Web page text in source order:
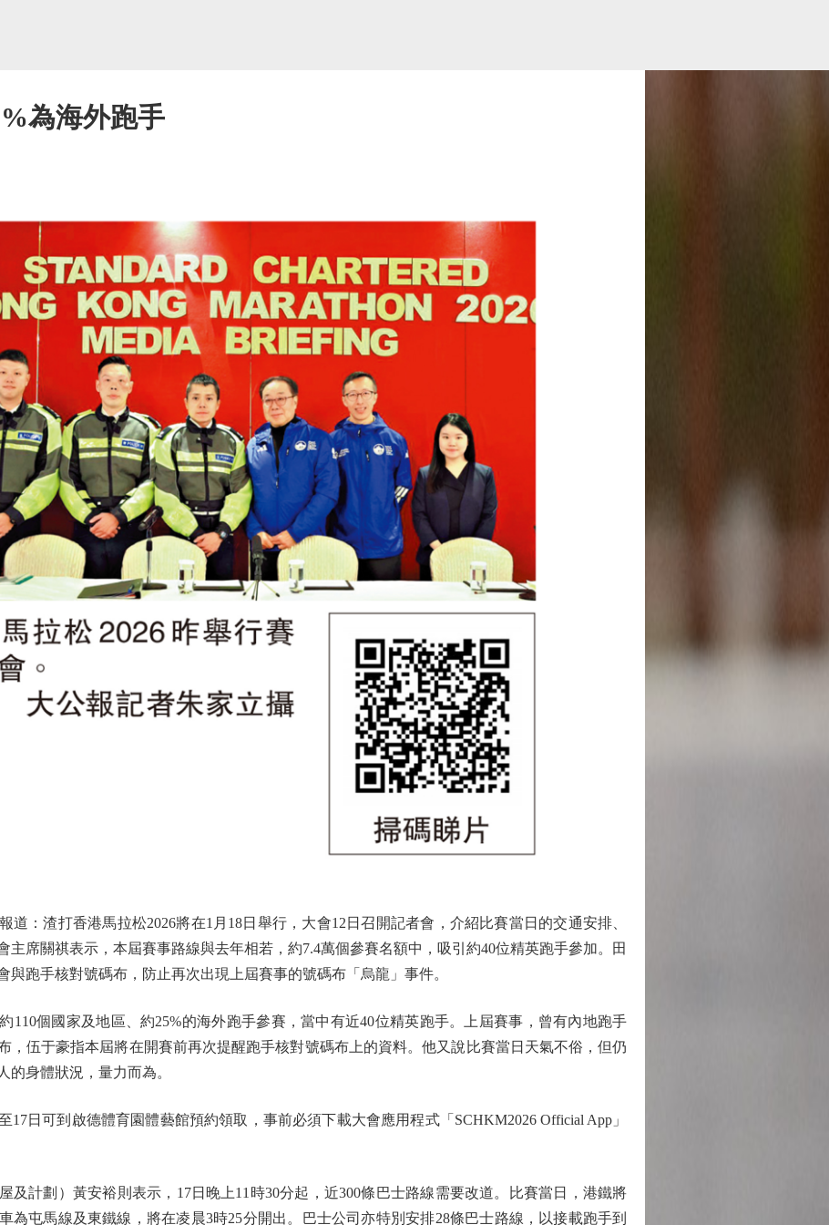
為海外跑手
：渣打香港馬拉松2026將在1月18日舉行，大會12日召開記者會，介紹比賽當日的交通安排、
主席關祺表示，本屆賽事路線與去年相若，約7.4萬個參賽名額中，吸引約40位精英跑手參加。田
與跑手核對號碼布，防止再次出現上屆賽事的號碼布「烏龍」事件。
個國家及地區、約25%的海外跑手參賽，當中有近40位精英跑手。上屆賽事，曾有內地跑手
，伍于豪指本屆將在開賽前再次提醒跑手核對號碼布上的資料。他又說比賽當日天氣不俗，但仍
的身體狀況，量力而為。
日可到啟德體育園體藝館預約領取，事前必須下載大會應用程式「SCHKM2026 Official App」
計劃）黃安裕則表示，17日晚上11時30分起，近300條巴士路線需要改道。比賽當日，港鐵將
為屯馬線及東鐵線，將在凌晨3時25分開出。巴士公司亦特別安排28條巴士路線，以接載跑手到